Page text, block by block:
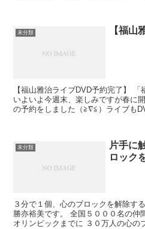
未分類 【福山
【福山雅治ライブDVD予約完了】
いよいよ今週末、楽しみですが春に
の予約をしました（≧∇≦）ライブも
未分類
片手に
ロック
３分で１個、心のブロックを解除す
勝亦裕美です。 全国５０００名の仲
オリンピックまでに ３０万人の心の